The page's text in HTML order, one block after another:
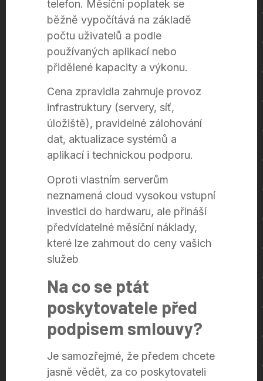
telefon. Měsíční poplatek se
běžně vypočítává na základě
počtu uživatelů a podle
používaných aplikací nebo
přidělené kapacity a výkonu.
Cena zpravidla zahrnuje provoz
infrastruktury (servery, síť,
úložiště), pravidelné zálohování
dat, aktualizace systémů a
aplikací i technickou podporu.
Oproti vlastním serverům
neznamená cloud vysokou vstupní
investici do hardwaru, ale přináší
předvídatelné měsíční náklady,
které lze zahrnout do ceny vašich
služeb
Na co se ptát
poskytovatele před
podpisem smlouvy?
Je samozřejmé, že předem chcete
jasně vědět, za co poskytovateli